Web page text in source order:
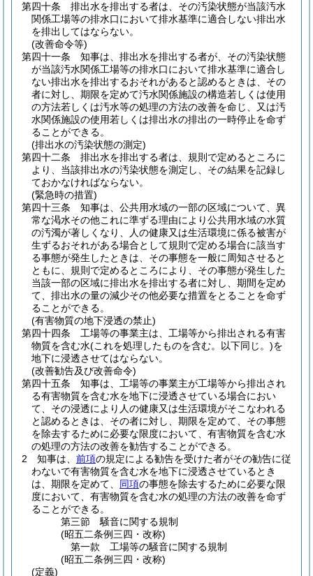
第四十条
排出水を排出する者は、その汚染状態が当該汚水
関係工場等の排水口において排水基準に適合しない排出水
を排出してはならない。
(改善命令等)
第四十一条
知事は、排出水を排出する者が、その汚染状態
が当該汚水関係工場等の排水口において排水基準に適合し
ない排出水を排出するおそれがあると認めるときは、その
者に対し、期限を定めて汚水関係施設の構造若しくは使用
の方法若しくは汚水等の処理の方法の改善を命じ、又は汚
水関係施設の使用若しくは排出水の排出の一時停止を命ず
ることができる。
(排出水の汚染状態の測定)
第四十二条
排出水を排出する者は、規則で定めるところに
より、当該排出水の汚染状態を測定し、その結果を記録し
ておかなければならない。
(緊急時の措置)
第四十三条
知事は、公共用水域の一部の区域について、異
常な渇水その他これに準ずる理由により公共用水域の水質
の汚濁が著しくなり、人の健康又は生活環境に係る被害が
生ずるおそれがある場合として規則で定める場合に該当す
る事態が発生したときは、その事態を一般に周知させると
ともに、規則で定めるところにより、その事態が発生した
当該一部の区域に排出水を排出する者に対し、期間を定め
て、排出水の量の減少その他必要な措置をとることを命ず
ることができる。
(有害物質の地下浸透の禁止)
第四十四条
工場等の事業主は、工場等から排出される有害
物質を含む水(これを処理したものを含む。以下同じ。)を
地下に浸透させてはならない。
(改善勧告及び改善命令)
第四十五条
知事は、工場等の事業主が工場等から排出され
る有害物質を含む水を地下に浸透させている場合におい
て、その浸透により人の健康又は生活環境がそこなわれる
と認めるときは、その者に対し、期限を定めて、その事態
を除去するために必要な限度において、有害物質を含む水
の処理の方法の改善を勧告することができる。
2
知事は、 前項の規定による勧告を受けた者がその勧告に従
わないで有害物質を含む水を地下に浸透させているとき
は、期限を定めて、 同項の事態を除去するために必要な限
度において、有害物質を含む水の処理の方法の改善を命ず
ることができる。
第三節
騒音に関する規制
(昭五二条例三四・改称)
第一款
工場等の騒音に関する規制
(昭五二条例三四・改称)
(定義)